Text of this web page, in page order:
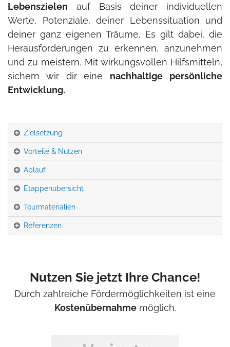
Lebenszielen auf Basis deiner individuellen
Werte, Potenziale, deiner Lebenssituation und
deiner ganz eigenen Träume. Es gilt dabei, die
Herausforderungen zu erkennen, anzunehmen
und zu meistern. Mit wirkungsvollen Hilfsmitteln,
sichern wir dir eine nachhaltige persönliche
Entwicklung.
Zielsetzung
Vorteile & Nutzen
Ablauf
Etappenübersicht
Tourmaterialien
Referenzen
Nutzen Sie jetzt Ihre Chance!
Durch zahlreiche Fördermöglichkeiten ist eine
Kostenübernahmemöglich.